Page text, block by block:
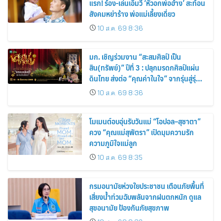
สังคมหย่าร้าง พ่อแม่เลี้ยงเดี่ยว
10 ส.ค. 69 8:36
มก. เชิญร่วมงาน “สะสมศิลป์ เป็น
สิน(ทรัพย์)” ปีที่ 3 : ปลุกมรดกศิลป์แผ่น
ดินไทย ส่งต่อ “คุณค่าในใจ” จากรุ่นสู่รุ่น
(เข้าชมฟรี)
10 ส.ค. 69 8:36
โมเมนต์อบอุ่นรับวันแม่ “โอปอล–สุชาตา”
ควง “คุณแม่สุพัตรา” เปิดมุมความรัก
ความภูมิใจแม่ลูก
10 ส.ค. 69 8:35
กรมอนามัยห่วงใยประชาชน เตือนภัยพื้นที่
เสี่ยงน้ำท่วมฉับพลันจากฝนตกหนัก ดูแล
สุขอนามัย ป้องกันภัยสุขภาพ